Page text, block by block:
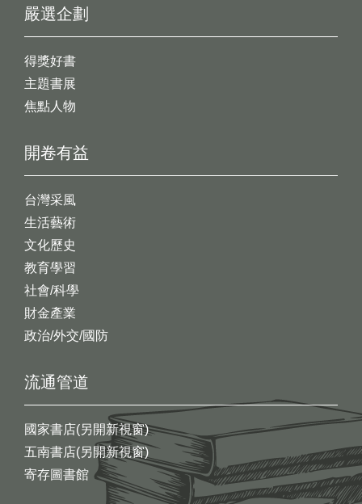
開卷有益
台灣采風
生活藝術
文化歷史
教育學習
社會/科學
財金產業
政治/外交/國防
嚴選企劃
得獎好書
主題書展
焦點人物
流通管道
國家書店(另開新視窗)
五南書店(另開新視窗)
寄存圖書館